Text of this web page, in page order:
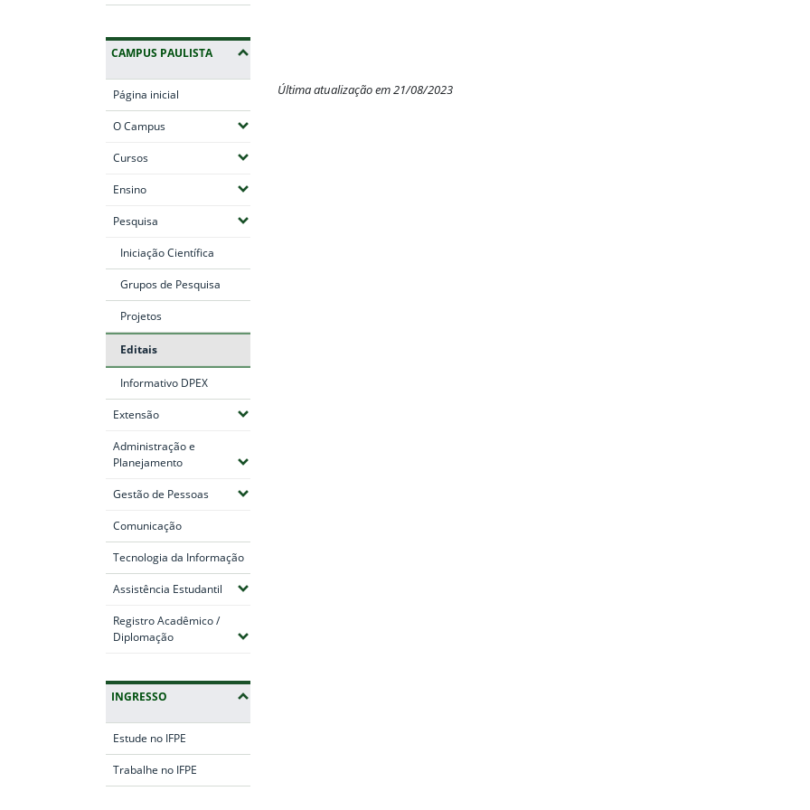
CAMPUS PAULISTA
Página inicial
O Campus(Expandir submenus)
Cursos(Expandir submenus)
Ensino(Expandir submenus)
Pesquisa (Expandir submenus)
Iniciação Científica
Grupos de Pesquisa
Projetos
Editais
Informativo DPEX
Extensão(Expandir submenus)
Administração e
Planejamento(Expandir submenus)
Gestão de Pessoas(Expandir submenus)
Comunicação
Tecnologia da Informação
Assistência Estudantil (Expandir submenus)
Registro Acadêmico /
Diplomação(Expandir submenus)
INGRESSO
Estude no IFPE
Trabalhe no IFPE
Última atualização em 21/08/2023